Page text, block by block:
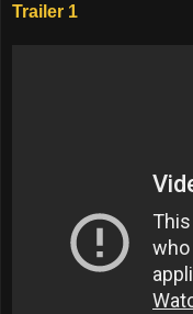
Trailer 1